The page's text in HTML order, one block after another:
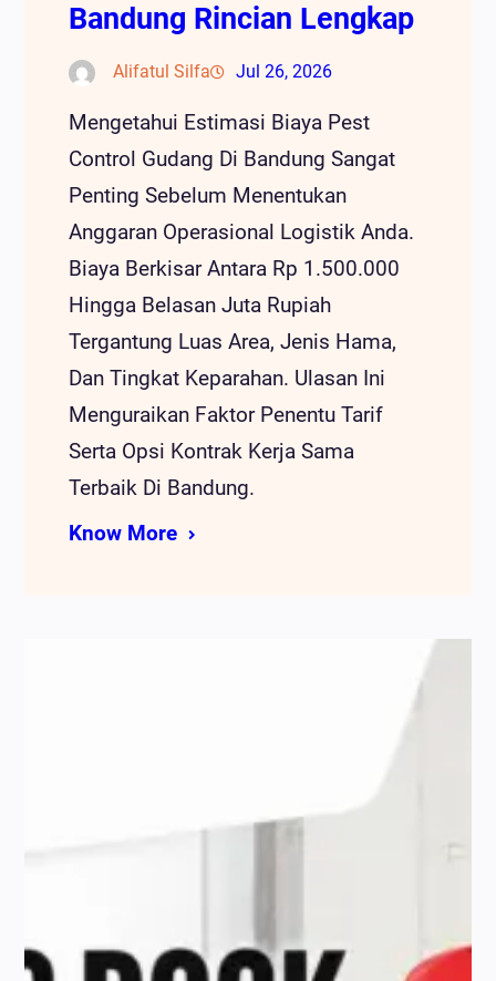
Bandung Rincian Lengkap
Alifatul Silfa Jul 26, 2026
Mengetahui Estimasi Biaya Pest
Control Gudang Di Bandung Sangat
Penting Sebelum Menentukan
Anggaran Operasional Logistik Anda.
Biaya Berkisar Antara Rp 1.500.000
Hingga Belasan Juta Rupiah
Tergantung Luas Area, Jenis Hama,
Dan Tingkat Keparahan. Ulasan Ini
Menguraikan Faktor Penentu Tarif
Serta Opsi Kontrak Kerja Sama
Terbaik Di Bandung.
Know More